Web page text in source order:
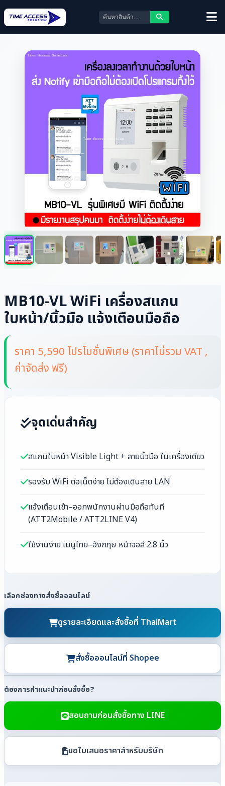
MB10-VL WiFi เครื่องสแกน
ใบหน้า/นิ้วมือ แจ้งเตือนมือถือ
ราคา 5,590 โปรโมชั่นพิเศษ (ราคาไม่รวม VAT ,
ค่าจัดส่ง ฟรี)
จุดเด่นสำคัญ
สแกนใบหน้า Visible Light + ลายนิ้วมือ ในเครื่องเดียว
รองรับ WiFi ต่อเน็ตง่าย ไม่ต้องเดินสาย LAN
แจ้งเตือนเข้า–ออกพนักงานผ่านมือถือทันที
(ATT2Mobile / ATT2LINE V4)
ใช้งานง่าย เมนูไทย–อังกฤษ หน้าจอสี 2.8 นิ้ว
เลือกช่องทางสั่งซื้อออนไลน์
ดูรายละเอียดและสั่งซื้อที่ ThaiMart
สั่งซื้อออนไลน์ที่ Shopee
ต้องการคำแนะนำก่อนสั่งซื้อ?
สอบถามก่อนสั่งซื้อทาง LINE
ขอใบเสนอราคาสำหรับบริษัท